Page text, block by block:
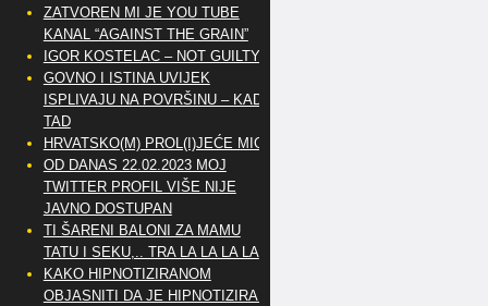
ZATVOREN MI JE YOU TUBE
KANAL “AGAINST THE GRAIN”
IGOR KOSTELAC – NOT GUILTY
GOVNO I ISTINA UVIJEK
ISPLIVAJU NA POVRŠINU – KAD
TAD
HRVATSKO(M) PROL(I)JEĆE MIG
OD DANAS 22.02.2023 MOJ
TWITTER PROFIL VIŠE NIJE
JAVNO DOSTUPAN
TI ŠARENI BALONI ZA MAMU
TATU I SEKU,.. TRA LA LA LA LA
KAKO HIPNOTIZIRANOM
OBJASNITI DA JE HIPNOTIZIRAN